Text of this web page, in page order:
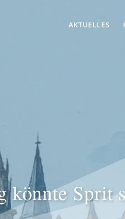
AKTUELLES
könnte Sprit